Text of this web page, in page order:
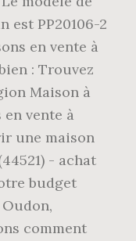
est PP20106-2
en vente à
: Trouvez
Maison à
vente à
une maison
- achat
budget
comment